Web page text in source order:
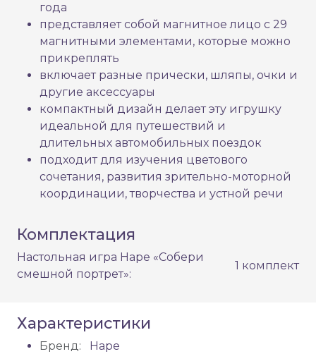
года
представляет собой магнитное лицо с 29
магнитными элементами, которые можно
прикреплять
включает разные прически, шляпы, очки и
другие аксессуары
компактный дизайн делает эту игрушку
идеальной для путешествий и
длительных автомобильных поездок
подходит для изучения цветового
сочетания, развития зрительно-моторной
координации, творчества и устной речи
Комплектация
Настольная игра Hape «Собери
смешной портрет»:
1 комплект
Характеристики
Бренд:
Hape